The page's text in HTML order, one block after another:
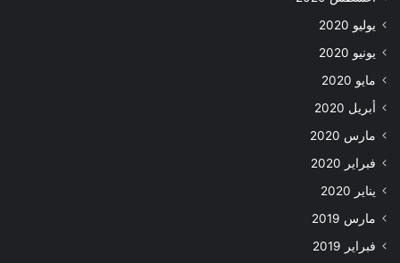
يوليو 2020
يونيو 2020
مايو 2020
أبريل 2020
مارس 2020
فبراير 2020
يناير 2020
مارس 2019
فبراير 2019